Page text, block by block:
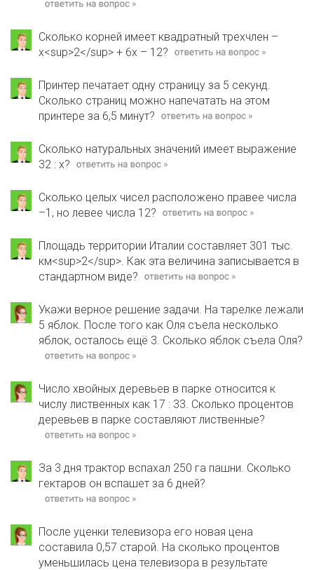
Сколько корней имеет квадратный трехчлен –
х<sup>2</sup> + 6х – 12?
Принтер печатает одну страницу за 5 секунд.
Сколько страниц можно напечатать на этом
принтере за 6,5 минут?
Сколько натуральных значений имеет выражение
32 : х?
Сколько целых чисел расположено правее числа
–1, но левее числа 12?
Площадь территории Италии составляет 301 тыс.
км<sup>2</sup>. Как эта величина записывается в
стандартном виде?
Укажи верное решение задачи. На тарелке лежали
5 яблок. После того как Оля съела несколько
яблок, осталось ещё 3. Сколько яблок съела Оля?
Число хвойных деревьев в парке относится к
числу лиственных как 17 : 33. Сколько процентов
деревьев в парке составляют лиственные?
За 3 дня трактор вспахал 250 га пашни. Сколько
гектаров он вспашет за 6 дней?
После уценки телевизора его новая цена
составила 0,57 старой. На сколько процентов
уменьшилась цена телевизора в результате